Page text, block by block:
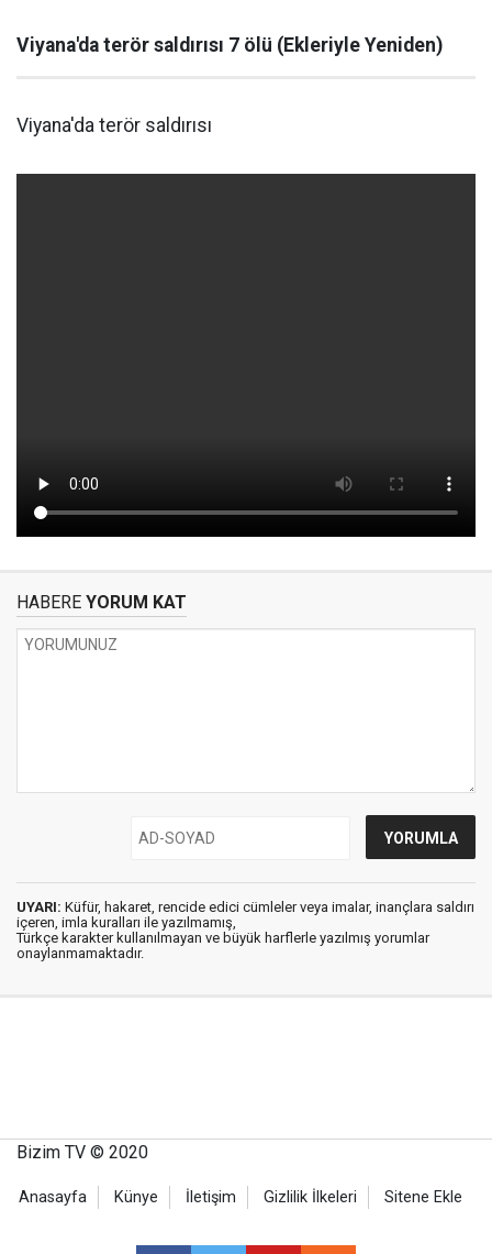
Viyana'da terör saldırısı 7 ölü (Ekleriyle Yeniden)
Viyana'da terör saldırısı
HABERE YORUM KAT
UYARI: Küfür, hakaret, rencide edici cümleler veya imalar, inançlara saldırı
içeren, imla kuralları ile yazılmamış,
Türkçe karakter kullanılmayan ve büyük harflerle yazılmış yorumlar
onaylanmamaktadır.
Bizim TV © 2020
Anasayfa Künye İletişim Gizlilik İlkeleri Sitene Ekle